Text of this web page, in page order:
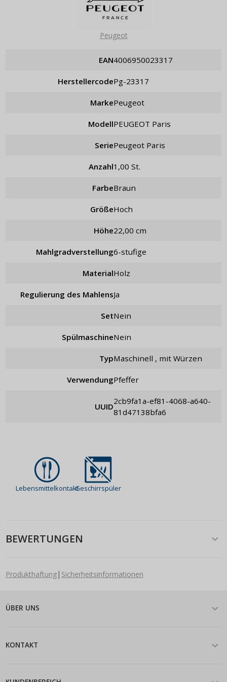
Peugeot
EAN 4006950023317
Herstellercode pg-23317
Marke Peugeot
Modell PEUGEOT Paris
Serie Peugeot Paris
Anzahl 1,00 St.
Farbe Braun
Größe hoch
Höhe 22,00 cm
Mahlgradverstellung 6-stufige
Material Holz
Regulierung des Mahlens ja
Set nein
Spülmaschine Nein
Typ maschinell , mit Würzen
Verwendung Pfeffer
UUID
2cb9fa1a-ef81-4068-a640-
81d47138bfa6
LebensmittelkontaktGeschirrspüler
BEWERTUNGEN
Produkthaftung| Sicherheitsinformationen
ÜBER UNS
KONTAKT